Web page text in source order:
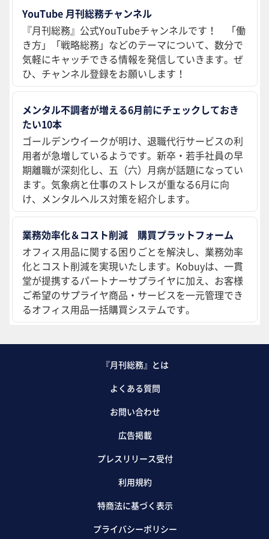
YouTube 月刊総務チャンネル
『月刊総務』公式YouTubeチャンネルです！ 「働
き方」「戦略総務」などのテーマについて、数分で
気軽にキャッチできる情報を発信していきます。ぜ
ひ、チャンネル登録をお願いします！
メンタル不調者が増える6月前にチェックしておき
たい10本
ゴールデンウイークが明け、退職代行サービスの利
用者が急増しているようです。新卒・若手社員の早
期離職が深刻化し、五（六）月病が話題になってい
ます。気象病と仕事のストレスが重なる6月に向
け、メンタルヘルス対策を紹介します。
業務効率化＆コスト削減 購買プラットフォーム
オフィス用品に関する困りごとを解決し、業務効率
化とコスト削減を実現いたします。Kobuyは、一貫
堂が提携するパートナーサプライヤに加え、お客様
ご希望のサプライヤ商品・サービスを一元管理でき
るオフィス用品一括購買システムです。
『月刊総務』とは
よくある質問
お問い合わせ
広告掲載
プレスリリース受付
利用規約
特商法に基づく表示
プライバシーポリシー